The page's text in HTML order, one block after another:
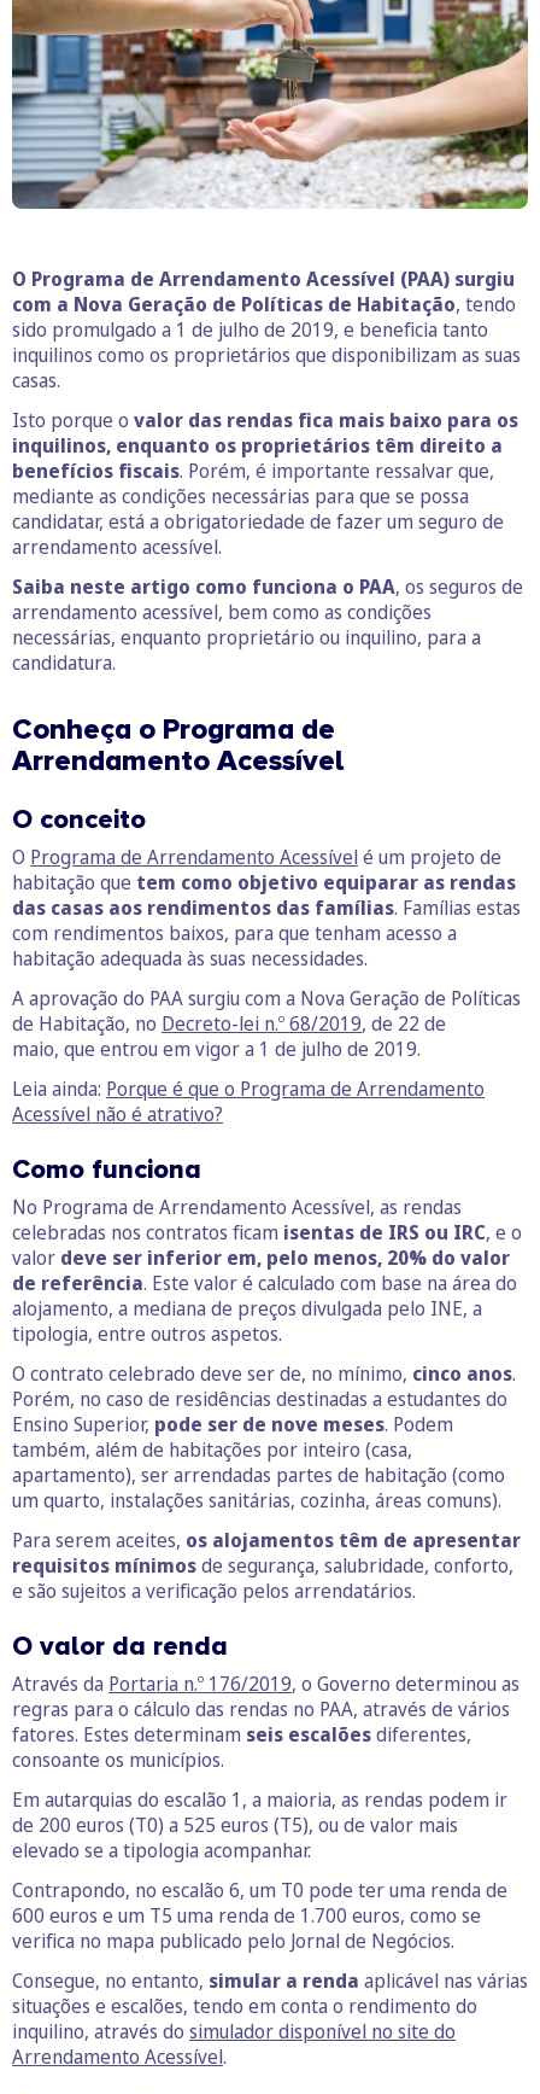
O Programa de Arrendamento Acessível (PAA) surgiu
com a Nova Geração de Políticas de Habitação, tendo
sido promulgado a 1 de julho de 2019, e beneficia tanto
inquilinos como os proprietários que disponibilizam as suas
casas.
Isto porque o valor das rendas fica mais baixo para os
inquilinos, enquanto os proprietários têm direito a
benefícios fiscais. Porém, é importante ressalvar que,
mediante as condições necessárias para que se possa
candidatar, está a obrigatoriedade de fazer um seguro de
arrendamento acessível.
Saiba neste artigo como funciona o PAA, os seguros de
arrendamento acessível, bem como as condições
necessárias, enquanto proprietário ou inquilino, para a
candidatura.
Conheça o Programa de
Arrendamento Acessível
O conceito
O Programa de Arrendamento Acessível é um projeto de
habitação que tem como objetivo equiparar as rendas
das casas aos rendimentos das famílias. Famílias estas
com rendimentos baixos, para que tenham acesso a
habitação adequada às suas necessidades.
A aprovação do PAA surgiu com a Nova Geração de Políticas
de Habitação, no Decreto-lei n.º 68/2019, de 22 de
maio, que entrou em vigor a 1 de julho de 2019.
Leia ainda: Porque é que o Programa de Arrendamento
Acessível não é atrativo?
Como funciona
No Programa de Arrendamento Acessível, as rendas
celebradas nos contratos ficam isentas de IRS ou IRC, e o
valor deve ser inferior em, pelo menos, 20% do valor
de referência. Este valor é calculado com base na área do
alojamento, a mediana de preços divulgada pelo INE, a
tipologia, entre outros aspetos.
O contrato celebrado deve ser de, no mínimo, cinco anos.
Porém, no caso de residências destinadas a estudantes do
Ensino Superior, pode ser de nove meses. Podem
também, além de habitações por inteiro (casa,
apartamento), ser arrendadas partes de habitação (como
um quarto, instalações sanitárias, cozinha, áreas comuns).
Para serem aceites, os alojamentos têm de apresentar
requisitos mínimosde segurança, salubridade, conforto,
e são sujeitos a verificação pelos arrendatários.
O valor da renda
Através da Portaria n.º 176/2019, o Governo determinou as
regras para o cálculo das rendas no PAA, através de vários
fatores. Estes determinam seis escalõesdiferentes,
consoante os municípios.
Em autarquias do escalão 1, a maioria, as rendas podem ir
de 200 euros (T0) a 525 euros (T5), ou de valor mais
elevado se a tipologia acompanhar.
Contrapondo, no escalão 6, um T0 pode ter uma renda de
600 euros e um T5 uma renda de 1.700 euros, como se
verifica no mapa publicado pelo Jornal de Negócios.
Consegue, no entanto, simular a renda aplicável nas várias
situações e escalões, tendo em conta o rendimento do
inquilino, através do simulador disponível no site do
Arrendamento Acessível.